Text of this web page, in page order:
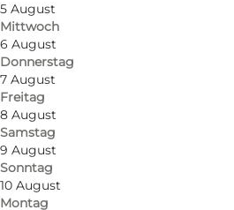
5 August
Mittwoch
6 August
Donnerstag
7 August
Freitag
8 August
Samstag
9 August
Sonntag
10 August
Montag